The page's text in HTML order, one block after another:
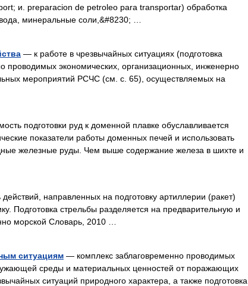
и. preparacion de petroleo para transportar) обработка
минеральные соли,&#8230; …
— к работе в чрезвычайных ситуациях (подготовка
проводимых экономических, организационных, инженерно
мероприятий РСЧС (см. с. 65), осуществляемых на
подготовки руд к доменной плавке обуславливается
показатели работы доменных печей и использовать
железные руды. Чем выше содержание железа в шихте и
направленных на подготовку артиллерии (ракет)
Подготовка стрельбы разделяется на предварительную и
морской Словарь, 2010 …
ситуациям — комплекс заблаговременно проводимых
среды и материальных ценностей от поражающих
ситуаций природного характера, а также подготовка